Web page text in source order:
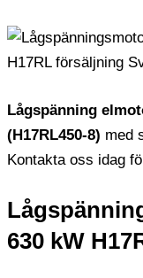
Lågspänning
(H17RL450-8) med
Kontakta oss idag
630 kW